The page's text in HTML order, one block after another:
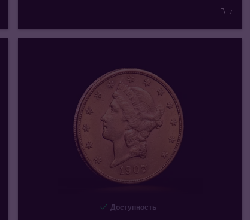
Доступность